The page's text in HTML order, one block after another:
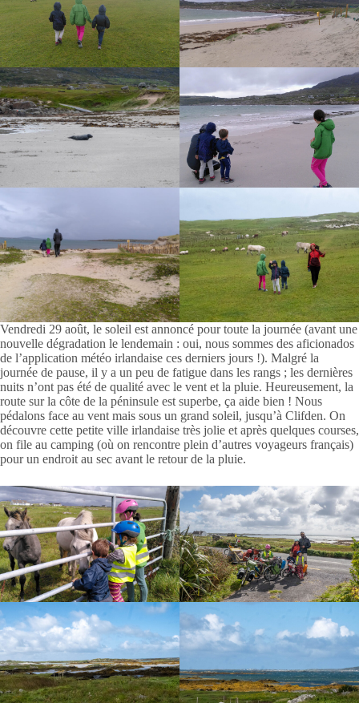
Vendredi 29 août, le soleil est annoncé pour toute la journée (avant une
nouvelle dégradation le lendemain : oui, nous sommes des aficionados
de l’application météo irlandaise ces derniers jours !). Malgré la
journée de pause, il y a un peu de fatigue dans les rangs ; les dernières
nuits n’ont pas été de qualité avec le vent et la pluie. Heureusement, la
route sur la côte de la péninsule est superbe, ça aide bien ! Nous
pédalons face au vent mais sous un grand soleil, jusqu’à Clifden. On
découvre cette petite ville irlandaise très jolie et après quelques courses,
on file au camping (où on rencontre plein d’autres voyageurs français)
pour un endroit au sec avant le retour de la pluie.